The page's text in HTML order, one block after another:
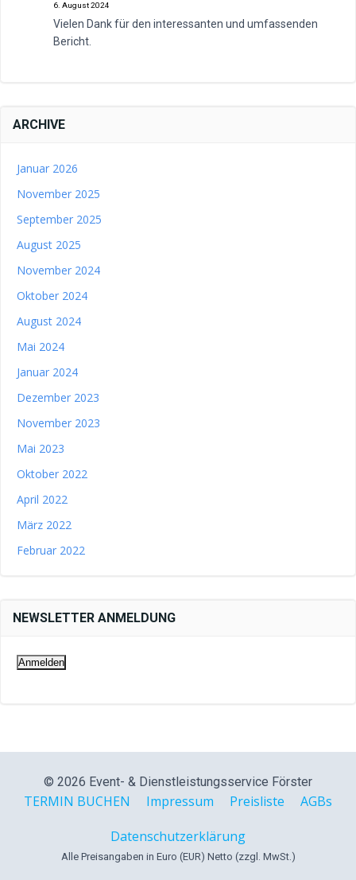
6. August 2024
Vielen Dank für den interessanten und umfassenden
Bericht.
ARCHIVE
Januar 2026
November 2025
September 2025
August 2025
November 2024
Oktober 2024
August 2024
Mai 2024
Januar 2024
Dezember 2023
November 2023
Mai 2023
Oktober 2022
April 2022
März 2022
Februar 2022
NEWSLETTER ANMELDUNG
© 2026 Event- & Dienstleistungsservice Förster
TERMIN BUCHEN Impressum Preisliste
AGBs
Datenschutzerklärung
Alle Preisangaben in Euro (EUR) Netto (zzgl. MwSt.)